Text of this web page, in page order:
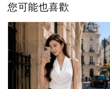
您可能也喜歡